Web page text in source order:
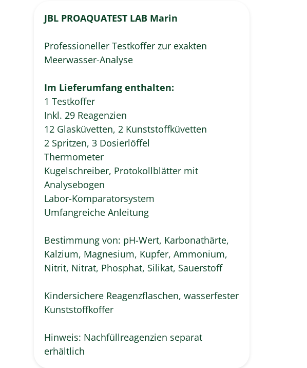
JBL PROAQUATEST LAB Marin
Professioneller Testkoffer zur exakten
Meerwasser-Analyse
Im Lieferumfang enthalten:
1 Testkoffer
Inkl. 29 Reagenzien
12 Glasküvetten, 2 Kunststoffküvetten
2 Spritzen, 3 Dosierlöffel
Thermometer
Kugelschreiber, Protokollblätter mit
Analysebogen
Labor-Komparatorsystem
Umfangreiche Anleitung
Bestimmung von: pH-Wert, Karbonathärte,
Kalzium, Magnesium, Kupfer, Ammonium,
Nitrit, Nitrat, Phosphat, Silikat, Sauerstoff
Kindersichere Reagenzflaschen, wasserfester
Kunststoffkoffer
Hinweis: Nachfüllreagenzien separat
erhältlich